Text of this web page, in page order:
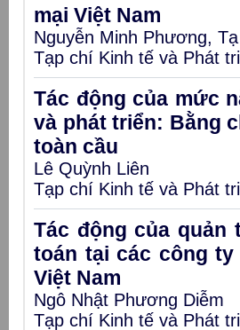
mại Việt Nam
Nguyễn Minh Phương,
Tạp chí Kinh tế và Phát
Tác động của mức
và phát triển: Bằng
toàn cầu
Lê Quỳnh Liên
Tạp chí Kinh tế và Phát
Tác động của
toán tại các công
Việt Nam
Ngô Nhật Phương Diễm
Tạp chí Kinh tế và Phát